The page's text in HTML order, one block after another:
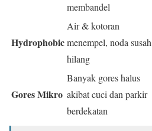
membandel
Hydrophobic
Air & kotoran
menempel, noda susah
hilang
Gores Mikro
Banyak gores halus
akibat cuci dan parkir
berdekatan